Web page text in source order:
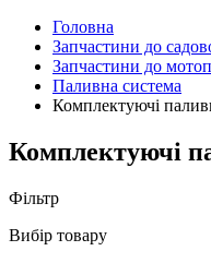
Головна
Запчастини до
Запчастини до
Паливна система
Комплектуючі
Комплектуючі
Фільтр
Вибір товару